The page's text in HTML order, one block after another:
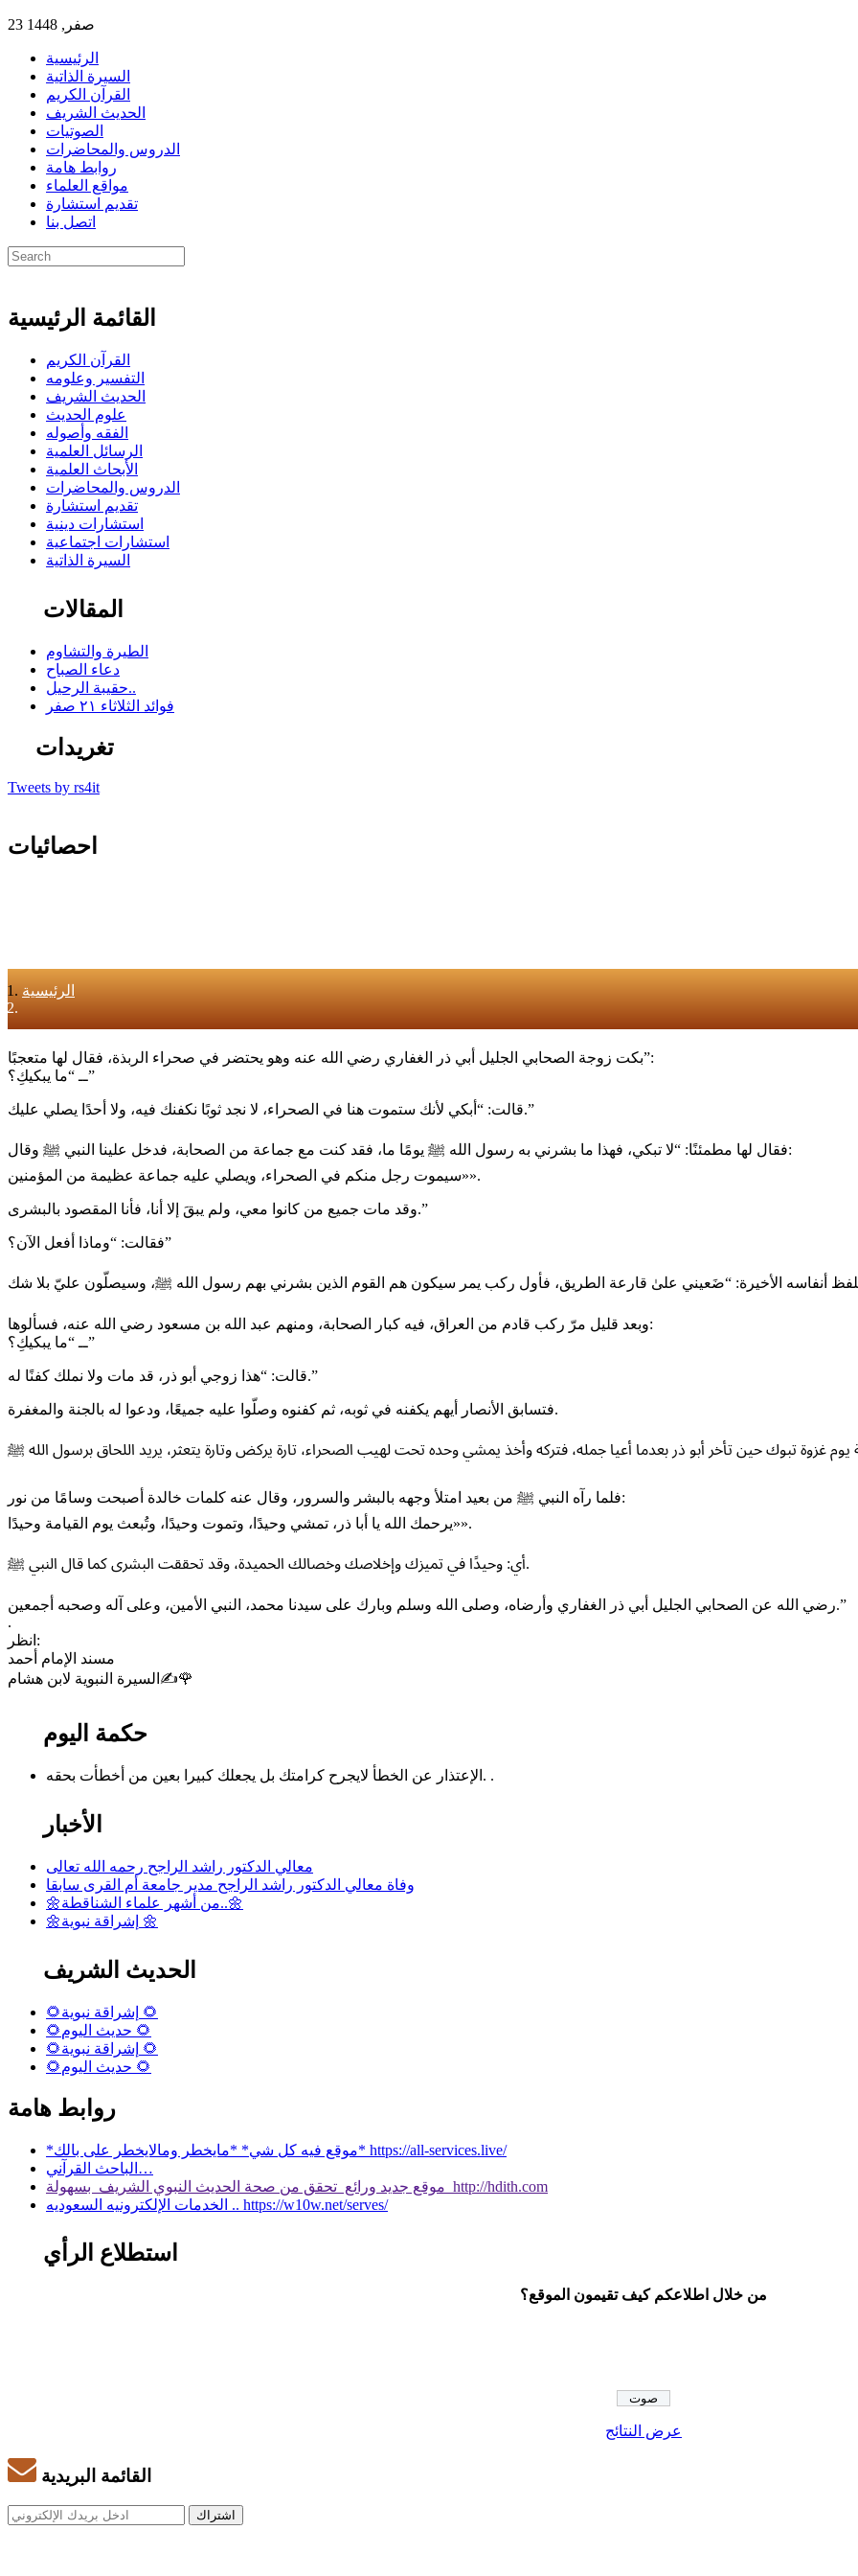
23 صفر, 1448
الرئيسية
السيرة الذاتية
القرآن الكريم
الحديث الشريف
الصوتيات
الدروس والمحاضرات
روابط هامة
مواقع العلماء
تقديم استشارة
اتصل بنا
القائمة الرئيسية
القرآن الكريم
التفسير وعلومه
الحديث الشريف
علوم الحديث
الفقه وأصوله
الرسائل العلمية
الأبحاث العلمية
الدروس والمحاضرات
تقديم استشارة
استشارات دينية
استشارات اجتماعية
السيرة الذاتية
المقالات
الطيرة والتشاوم
دعاء الصباح
حقيبة الرحيل..
فوائد الثلاثاء ٢١ صفر
تغريدات
Tweets by rs4it
احصائيات
الرئيسية
‏”بكت زوجة الصحابي الجليل أبي ذر الغفاري رضي الله عنه وهو يحتضر في صحراء الربذة، فقال لها متعجبًا:
‏ــ “ما يبكيكِ؟”
‏قالت: “أبكي لأنك ستموت هنا في الصحراء، لا نجد ثوبًا نكفنك فيه، ولا أحدًا يصلي عليك.”
‏فقال لها مطمئنًا: “لا تبكي، فهذا ما بشرني به رسول الله ﷺ يومًا ما، فقد كنت مع جماعة من الصحابة، فدخل علينا النبي ﷺ وقال:
‏«سيموت رجل منكم في الصحراء، ويصلي عليه جماعة عظيمة من المؤمنين».
‏وقد مات جميع من كانوا معي، ولم يبقَ إلا أنا، فأنا المقصود بالبشرى.”
‏فقالت: “وماذا أفعل الآن؟”
‏وبعد قليل مرّ ركب قادم من العراق، فيه كبار الصحابة، ومنهم عبد الله بن مسعود رضي الله عنه، فسألوها:
‏ــ “ما يبكيكِ؟”
‏قالت: “هذا زوجي أبو ذر، قد مات ولا نملك كفنًا له.”
‏فتسابق الأنصار أيهم يكفنه في ثوبه، ثم كفنوه وصلّوا عليه جميعًا، ودعوا له بالجنة والمغفرة.
‏فلما رآه النبي ﷺ من بعيد امتلأ وجهه بالبشر والسرور، وقال عنه كلمات خالدة أصبحت وسامًا من نور:
‏«يرحمك الله يا أبا ذر، تمشي وحيدًا، وتموت وحيدًا، وتُبعث يوم القيامة وحيدًا».
‏أي: وحيدًا في تميزك وإخلاصك وخصالك الحميدة، وقد تحققت البشرى كما قال النبي ﷺ.
‏رضي الله عن الصحابي الجليل أبي ذر الغفاري وأرضاه، وصلى الله وسلم وبارك على سيدنا محمد، النبي الأمين، وعلى آله وصحبه أجمعين.”
‏.
‏انظر:
‏مسند الإمام أحمد
‏السيرة النبوية لابن هشام✍️🌹
حكمة اليوم
الإعتذار عن الخطأ لايجرح كرامتك بل يجعلك كبيرا بعين من أخطأت بحقه. .
الأخبار
معالي الدكتور راشد الراجح رحمه الله تعالى
وفاة معالي الدكتور راشد الراجح مدير جامعة أم القرى سابقا
🌼من أشهر علماء الشناقطة..🌼
🌼إشراقة نبوية 🌼
الحديث الشريف
🌻إشراقة نبوية 🌻
🌻حديث اليوم 🌻
🌻إشراقة نبوية 🌻
🌻حديث اليوم 🌻
روابط هامة
*موقع فيه كل شي* *مايخطر ومالايخطر على بالك* https://all-services.live/
الباحث القرآني…
موقع جديد ورائع تحقق من صحة الحديث النبوي الشريف بسهولة http://hdith.com
الخدمات الإلكترونيه السعوديه .. https://w10w.net/serves/
استطلاع الرأي
من خلال اطلاعكم كيف تقيمون الموقع؟
عرض النتائج
القائمة البريدية